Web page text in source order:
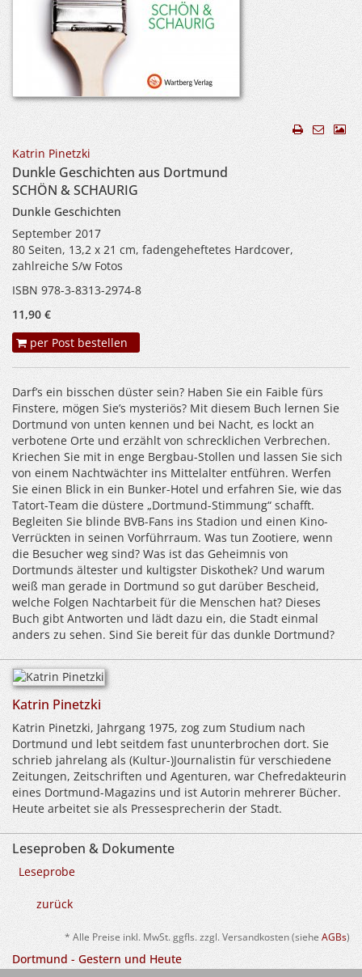
Katrin Pinetzki
Dunkle Geschichten aus Dortmund
SCHÖN & SCHAURIG
Dunkle Geschichten
September 2017
80 Seiten, 13,2 x 21 cm, fadengeheftetes Hardcover,
zahlreiche S/w Fotos
ISBN 978-3-8313-2974-8
11,90 €
per Post bestellen
Darf’s ein bisschen düster sein? Haben Sie ein Faible fürs
Finstere, mögen Sie’s mysteriös? Mit diesem Buch lernen Sie
Dortmund von unten kennen und bei Nacht, es lockt an
verbotene Orte und erzählt von schrecklichen Verbrechen.
Kriechen Sie mit in enge Bergbau-Stollen und lassen Sie sich
von einem Nachtwächter ins Mittelalter entführen. Werfen
Sie einen Blick in ein Bunker-Hotel und erfahren Sie, wie das
Tatort-Team die düstere „Dortmund-Stimmung“ schafft.
Begleiten Sie blinde BVB-Fans ins Stadion und einen Kino-
Verrückten in seinen Vorführraum. Was tun Zootiere, wenn
die Besucher weg sind? Was ist das Geheimnis von
Dortmunds ältester und kultigster Diskothek? Und warum
weiß man gerade in Dortmund so gut darüber Bescheid,
welche Folgen Nachtarbeit für die Menschen hat? Dieses
Buch gibt Antworten und lädt dazu ein, die Stadt einmal
anders zu sehen. Sind Sie bereit für das dunkle Dortmund?
Katrin Pinetzki
Katrin Pinetzki, Jahrgang 1975, zog zum Studium nach
Dortmund und lebt seitdem fast ununterbrochen dort. Sie
schrieb jahrelang als (Kultur-)Journalistin für verschiedene
Zeitungen, Zeitschriften und Agenturen, war Chefredakteurin
eines Dortmund-Magazins und ist Autorin mehrerer Bücher.
Heute arbeitet sie als Pressesprecherin der Stadt.
Leseproben & Dokumente
Leseprobe
zurück
* Alle Preise inkl. MwSt. ggfls. zzgl. Versandkosten (siehe AGBs)
Dortmund - Gestern und Heute